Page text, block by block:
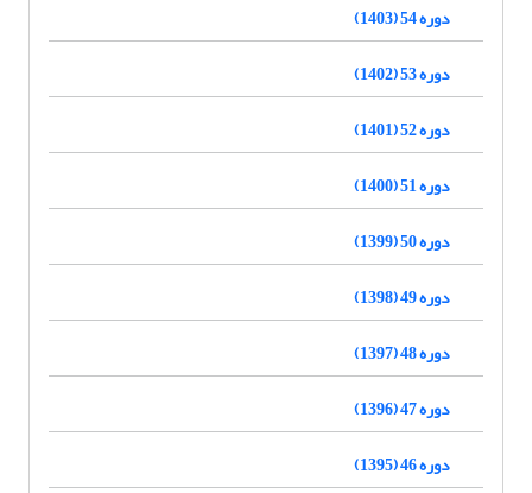
دوره 54 (1403)
دوره 53 (1402)
دوره 52 (1401)
دوره 51 (1400)
دوره 50 (1399)
دوره 49 (1398)
دوره 48 (1397)
دوره 47 (1396)
دوره 46 (1395)